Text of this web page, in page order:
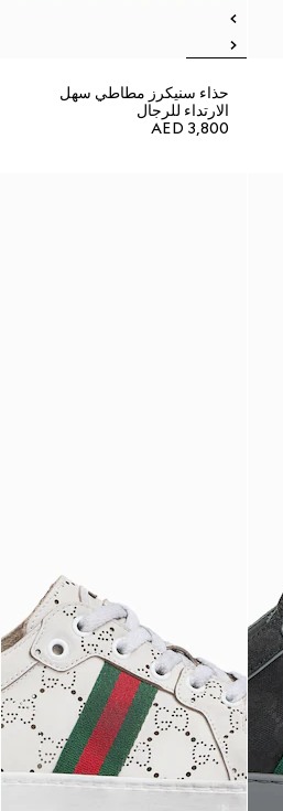
حذاء سنيكرز مطاطي سهل
الارتداء للرجال
AED 3,800